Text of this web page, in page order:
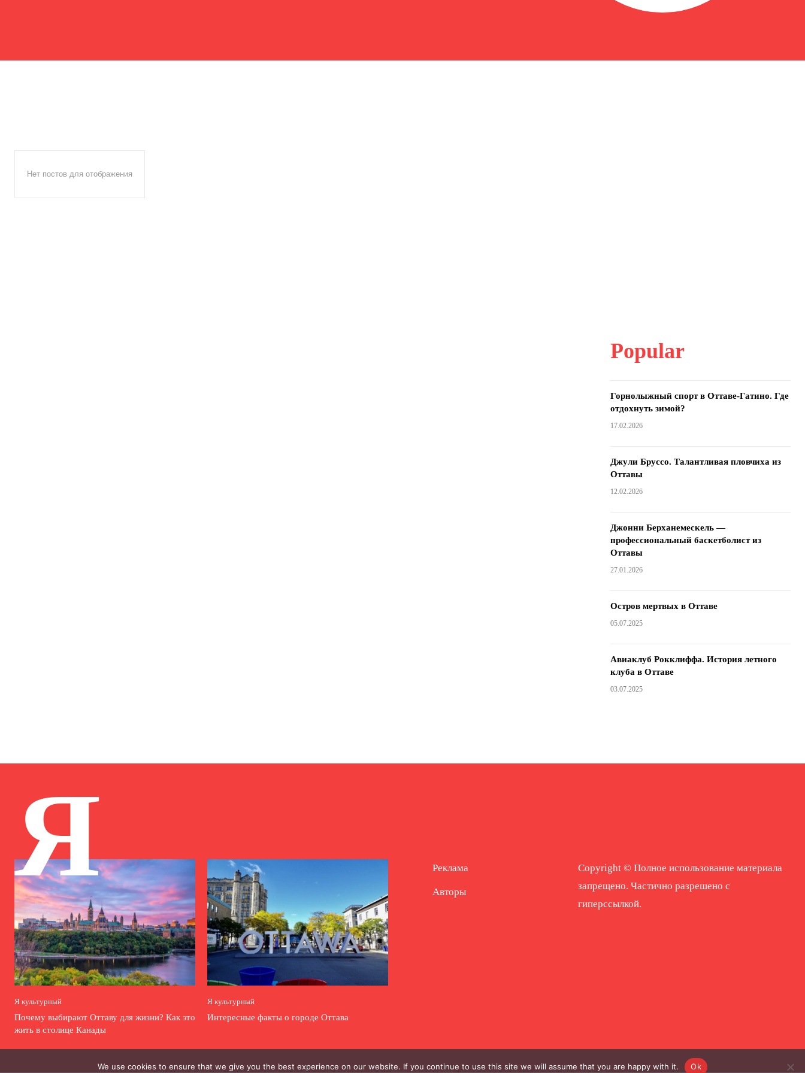
Нет постов для отображения
Popular
Горнолыжный спорт в Оттаве-Гатино. Где
отдохнуть зимой?
17.02.2026
Джули Бруссо. Талантливая пловчиха из
Оттавы
12.02.2026
Джонни Берханемескель —
профессиональный баскетболист из
Оттавы
27.01.2026
Остров мертвых в Оттаве
05.07.2025
Авиаклуб Рокклиффа. История летного
клуба в Оттаве
03.07.2025
Я
Я культурный
Почему выбирают Оттаву для жизни? Как это
жить в столице Канады
Я культурный
Интересные факты о городе Оттава
Реклама
Авторы
Copyright © Полное использование материала
запрещено. Частично разрешено с
гиперссылкой.
We use cookies to ensure that we give you the best experience on our website. If you continue to use this site we will assume that you are happy with it. Ok